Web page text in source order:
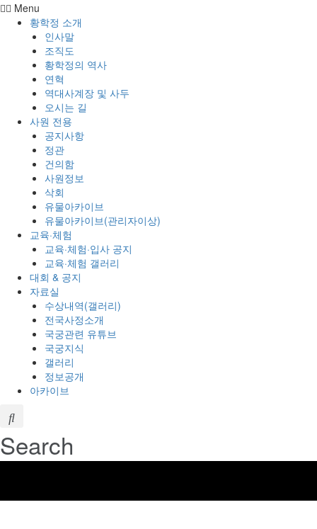
Menu
황학정 소개
인사말
조직도
황학정의 역사
연혁
역대사계장 및 사두
오시는 길
사원 전용
공지사항
정관
건의함
사원정보
삭회
유물아카이브
유물아카이브(관리자이상)
교육·체험
교육·체험·입사 공지
교육·체험 갤러리
대회 & 공지
자료실
수상내역(갤러리)
전국사정소개
국궁관련 유튜브
국궁지식
갤러리
정보공개
아카이브
Search